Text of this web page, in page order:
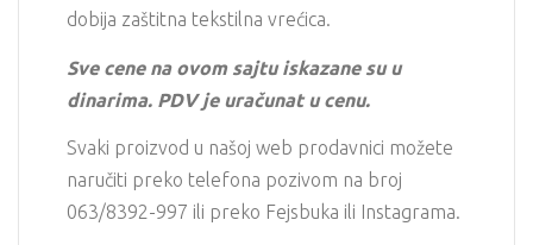
dobija zaštitna tekstilna vrećica.
Sve cene na ovom sajtu iskazane su u
dinarima. PDV je uračunat u cenu.
Svaki proizvod u našoj web prodavnici možete
naručiti preko telefona pozivom na broj
063/8392-997 ili preko Fejsbuka ili Instagrama.